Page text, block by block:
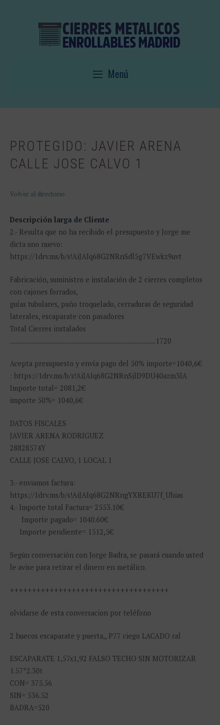
Menú
PROTEGIDO: JAVIER ARENA
CALLE JOSE CALVO 1
Volver al directorio
Descripción larga de Cliente
2.- Resulta que no ha recibido el presupuesto y Jorge me
dicta uno nuevo:
https://1drv.ms/b/s!AiJAIq68G2NRnSdl5g7VEwkz9uvt
Fabricación, suministro e instalación de 2 cierres completos
con cajones forrados,
guías tubulares, paño troquelado, cerraduras de seguridad
laterales, escaparate con pasadores
Total Cierres instalados
...................................................................................................1720
Acepta presupuesto y envía pago del 50% importe=1040,6€
: https://1drv.ms/b/s!AiJAIq68G2NRnSjlD9DU40azm3lA
Importe total= 2081,2€
importe 50%= 1040,6€
DATOS FISCALES
JAVIER ARENA RODRIGUEZ
28828574Y
CALLE JOSE CALVO, 1 LOCAL 1
3.- enviamos factura:
https://1drv.ms/b/s!AiJAIq68G2NRngYXREKU7f_Uhias
4.- Importe total Factura= 2553.10€
Importe pagado= 1040.60€
Importe pendiente= 1512,5€
Según conversación con Jorge Badra, se pasará cuando usted
le avise para retirar el dinero en metálico.
++++++++++++++++++++++++++++++++++++
olvidarse de esta conversacion por teléfono
2 huecos escaparate y puerta,, P77 ciego LACADO ral
ESCAPARATE 1,57x1,92 FALSO TECHO SIN MOTORIZAR
1.57*2.30t
CON= 375.56
SIN= 536.52
BADRA=520